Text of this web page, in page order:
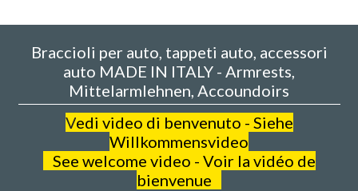
Braccioli per auto, tappeti auto, accessori
auto MADE IN ITALY - Armrests,
Mittelarmlehnen, Accoundoirs
Vedi video di benvenuto - Siehe
Willkommensvideo
See welcome video - Voir la vidéo de
bienvenue